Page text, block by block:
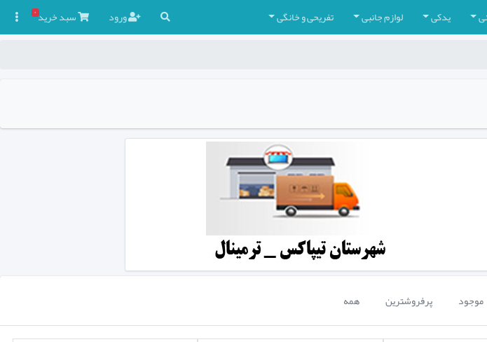
یدکی لوازم جانبی تفریحی و خانگی ورود سبدخرید۰
موجود پرفروشترین همه